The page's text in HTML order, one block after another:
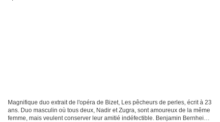
Magnifique duo extrait de l'opéra de Bizet, Les pêcheurs de perles, écrit à 23
ans. Duo masculin où tous deux, Nadir et Zugra, sont amoureux de la même
femme, mais veulent conserver leur amitié indéfectible. Benjamin Bernheim